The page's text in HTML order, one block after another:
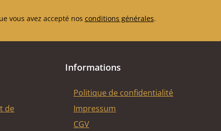
vous avez accepté nos conditions générales.
de
Informations
Politique de confidentialité
Impressum
CGV